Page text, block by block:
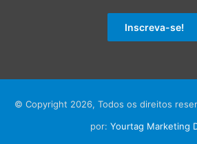
© Copyright 2026, Todos os direitos
por: Yourtag Marketing